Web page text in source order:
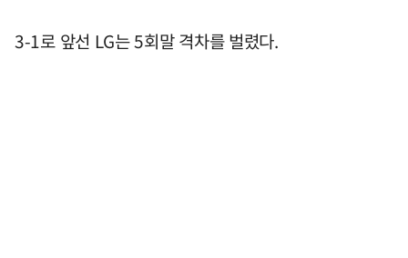
3-1로 앞선 LG는 5회말 격차를 벌렸다.